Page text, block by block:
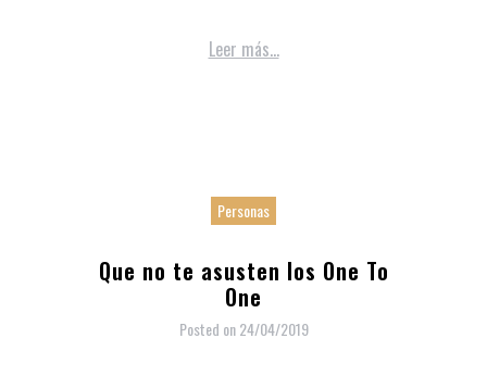
Leer más...
Personas
Que no te asusten los One To
One
Posted on24/04/2019